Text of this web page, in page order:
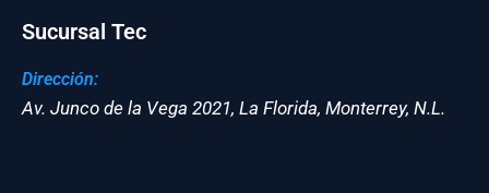
Sucursal Tec
Dirección:
Av. Junco de la Vega 2021, La Florida, Monterrey, N.L.